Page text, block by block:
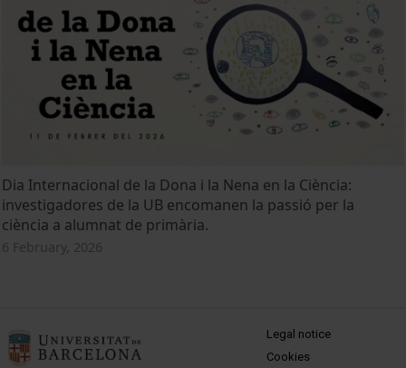
Dia Internacional de la Dona i la Nena en la Ciència:
investigadores de la UB encomanen la passió per la
ciència a alumnat de primària.
6 February, 2026
MENÚ PEU 1
Legal notice
Cookies